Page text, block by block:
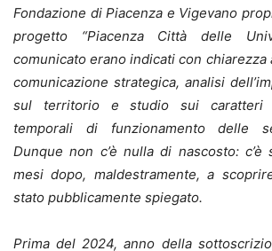
Fondazione di Piacenza e Vigevano
progetto “Piacenza Città delle
comunicato erano indicati con
comunicazione strategica, analisi
sul territorio e studio sui caratteri
temporali di funzionamento delle
Dunque non c’è nulla di nascosto: c’è
mesi dopo, maldestramente, a
stato pubblicamente spiegato.
Prima del 2024, anno della